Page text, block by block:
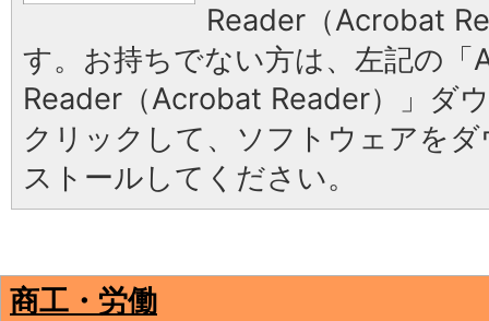
Reader（Acrobat
す。お持ちでない方は、左記の「
Reader（Acrobat Reader）」ダ
クリックして、ソフトウェアを
ストールしてください。
商工・労働